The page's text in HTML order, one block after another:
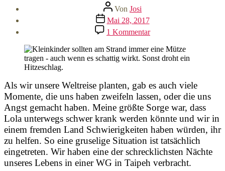
Beitragsautor
Von Josi
Veröffentlichungsdatum
Mai 28, 2017
1 Kommentarzu
Hitzeschlag
auf
Reisen
das
in
der
Ferne
sehr
krank
wird
Als wir unsere Weltreise planten, gab es auch viele
Momente, die uns haben zweifeln lassen, oder die uns
Angst gemacht haben. Meine größte Sorge war, dass
Lola unterwegs schwer krank werden könnte und wir in
einem fremden Land Schwierigkeiten haben würden, ihr
zu helfen. So eine gruselige Situation ist tatsächlich
eingetreten. Wir haben eine der schrecklichsten Nächte
unseres Lebens in einer WG in Taipeh verbracht.